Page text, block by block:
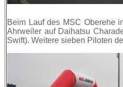
Beim Lauf des MSC Oberehe
Ahrweiler auf Daihatsu
Swift). Weitere sieben Piloten